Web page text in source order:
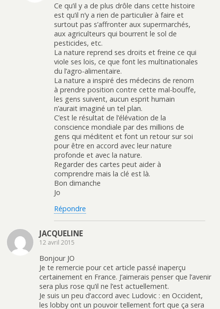
Ce qu’il y a de plus drôle dans cette histoire
est qu’il n’y a rien de particulier à faire et
surtout pas s’affronter aux supermarchés,
aux agriculteurs qui bourrent le sol de
pesticides, etc.
La nature reprend ses droits et freine ce qui
viole ses lois, ce que font les multinationales
du l’agro-alimentaire.
La nature a inspiré des médecins de renom
à prendre position contre cette mal-bouffe,
les gens suivent, aucun esprit humain
n’aurait imaginé un tel plan.
C’est le résultat de l’élévation de la
conscience mondiale par des millions de
gens qui méditent et font un retour sur soi
pour être en accord avec leur nature
profonde et avec la nature.
Regarder des cartes peut aider à
comprendre mais la clé est là.
Bon dimanche
Jo
Répondre
JACQUELINE
12 avril 2015
Bonjour JO
Je te remercie pour cet article passé inaperçu
certainement en France. J’aimerais penser que l’avenir
sera plus rose qu’il ne l’est actuellement.
Je suis un peu d’accord avec Ludovic : en Occident,
les lobby ont un pouvoir tellement fort que ça sera